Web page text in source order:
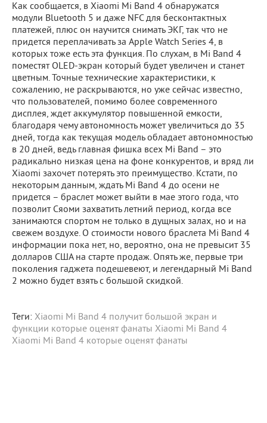
Как сообщается, в Xiaomi Mi Band 4 обнаружатся
модули Bluetooth 5 и даже NFC для бесконтактных
платежей, плюс он научится снимать ЭКГ, так что не
придется переплачивать за Apple Watch Series 4, в
которых тоже есть эта функция. По слухам, в Mi Band 4
поместят OLED-экран который будет увеличен и станет
цветным. Точные технические характеристики, к
сожалению, не раскрываются, но уже сейчас известно,
что пользователей, помимо более современного
дисплея, ждет аккумулятор повышенной емкости,
благодаря чему автономность может увеличиться до 35
дней, тогда как текущая модель обладает автономностью
в 20 дней, ведь главная фишка всех Mi Band – это
радикально низкая цена на фоне конкурентов, и вряд ли
Xiaomi захочет потерять это преимущество. Кстати, по
некоторым данным, ждать Mi Band 4 до осени не
придется – браслет может выйти в мае этого года, что
позволит Сяоми захватить летний период, когда все
занимаются спортом не только в дущных залах, но и на
свежем воздухе. О стоимости нового браслета Mi Band 4
информации пока нет, но, вероятно, она не превысит 35
долларов США на старте продаж. Опять же, первые три
поколения гаджета подешевеют, и легендарный Mi Band
2 можно будет взять с большой скидкой.
Теги: Xiaomi Mi Band 4 получит большой экран и
функции которые оценят фанаты Xiaomi Mi Band 4
Xiaomi Mi Band 4 которые оценят фанаты